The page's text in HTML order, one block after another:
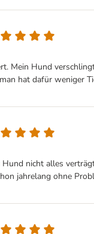
Mein Hund
hat dafür weniger
nicht alles
jahrelang ohne